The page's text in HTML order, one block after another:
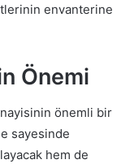
envanterine
Önemi
önemli bir
sayesinde
hem de